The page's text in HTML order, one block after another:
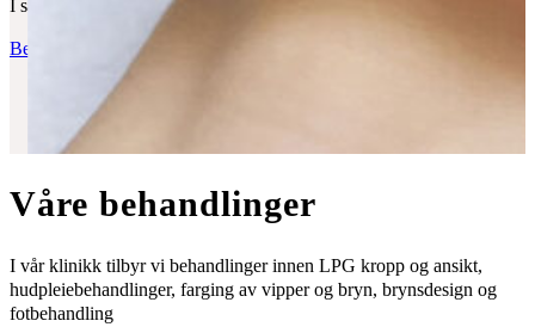
I samme lokaler som oss finner du frisørene AMNT.
Bestill time Ring oss
Våre behandlinger
I vår klinikk tilbyr vi behandlinger innen LPG kropp og ansikt,
hudpleiebehandlinger, farging av vipper og bryn, brynsdesign og
fotbehandling